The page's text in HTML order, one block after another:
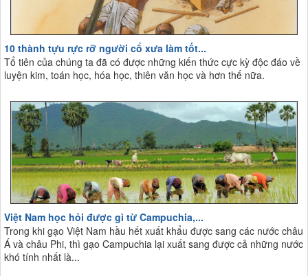
10 thành tựu rực rỡ người cổ xưa làm tốt...
Tổ tiên của chúng ta đã có được những kiến thức cực kỳ độc đáo về
luyện kim, toán học, hóa học, thiên văn học và hơn thế nữa.
Việt Nam học hỏi được gì từ Campuchia,...
Trong khi gạo Việt Nam hầu hết xuất khẩu được sang các nước châu
Á và châu Phi, thì gạo Campuchia lại xuất sang được cả những nước
khó tính nhất là...